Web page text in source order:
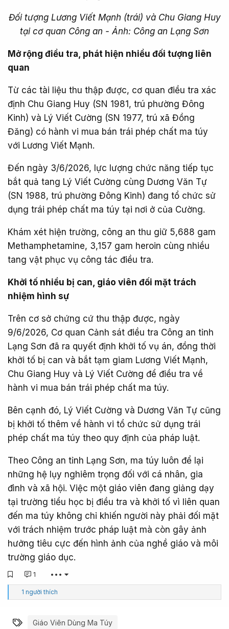
Đối tượng Lương Viết Mạnh (trái) và Chu Giang Huy
tại cơ quan Công an - Ảnh: Công an Lạng Sơn
Mở rộng điều tra, phát hiện nhiều đối tượng liên
quan
Từ các tài liệu thu thập được, cơ quan điều tra xác
định Chu Giang Huy (SN 1981, trú phường Đông
Kinh) và Lý Viết Cường (SN 1977, trú xã Đồng
Đăng) có hành vi mua bán trái phép chất ma túy
với Lương Viết Mạnh.
Đến ngày 3/6/2026, lực lượng chức năng tiếp tục
bắt quả tang Lý Viết Cường cùng Dương Văn Tự
(SN 1988, trú phường Đông Kinh) đang tổ chức sử
dụng trái phép chất ma túy tại nơi ở của Cường.
Khám xét hiện trường, công an thu giữ 5,688 gam
Methamphetamine, 3,157 gam heroin cùng nhiều
tang vật phục vụ công tác điều tra.
Khởi tố nhiều bị can, giáo viên đối mặt trách
nhiệm hình sự
Trên cơ sở chứng cứ thu thập được, ngày
9/6/2026, Cơ quan Cảnh sát điều tra Công an tỉnh
Lạng Sơn đã ra quyết định khởi tố vụ án, đồng thời
khởi tố bị can và bắt tạm giam Lương Viết Mạnh,
Chu Giang Huy và Lý Viết Cường để điều tra về
hành vi mua bán trái phép chất ma túy.
Bên cạnh đó, Lý Viết Cường và Dương Văn Tự cũng
bị khởi tố thêm về hành vi tổ chức sử dụng trái
phép chất ma túy theo quy định của pháp luật.
Theo Công an tỉnh Lạng Sơn, ma túy luôn để lại
những hệ lụy nghiêm trọng đối với cá nhân, gia
đình và xã hội. Việc một giáo viên đang giảng dạy
tại trường tiểu học bị điều tra và khởi tố vì liên quan
đến ma túy không chỉ khiến người này phải đối mặt
với trách nhiệm trước pháp luật mà còn gây ảnh
hưởng tiêu cực đến hình ảnh của nghề giáo và môi
trường giáo dục.
1 •••
C
ả
ú
1 người thích
Từ khóa
Giáo Viên Dùng Ma Túy